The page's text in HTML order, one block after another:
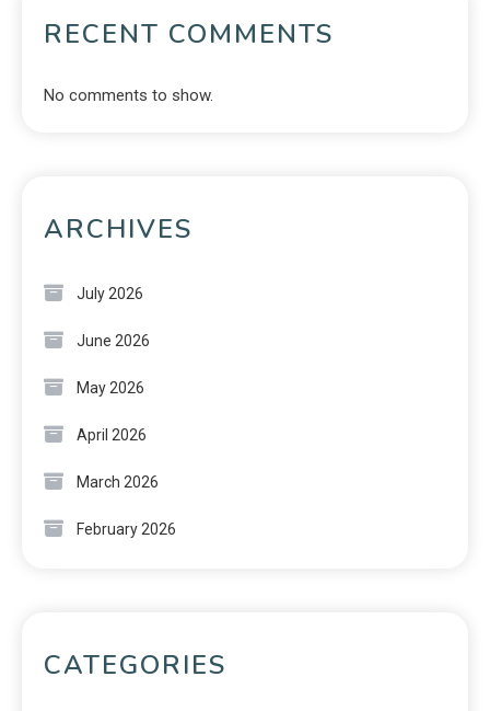
RECENT COMMENTS
No comments to show.
ARCHIVES
July 2026
June 2026
May 2026
April 2026
March 2026
February 2026
CATEGORIES